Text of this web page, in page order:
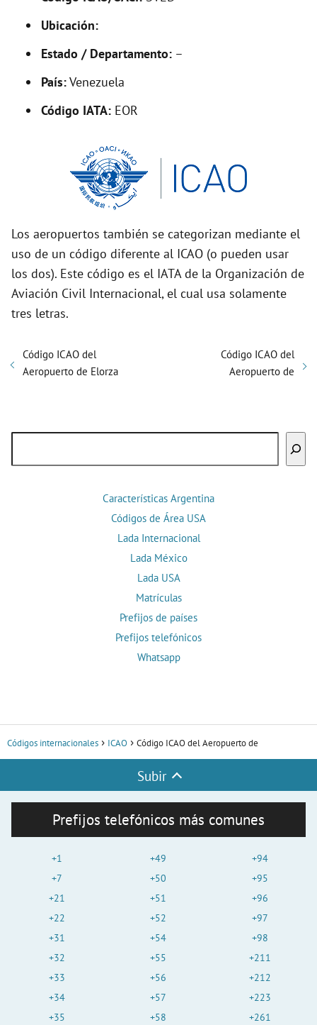
o
Ubicación:
Estado / Departamento: –
País:Venezuela
Código IATA: EOR
Los aeropuertos también se categorizan mediante el
uso de un código diferente al ICAO (o pueden usar
los dos). Este código es el IATA de la Organización de
Aviación Civil Internacional, el cual usa solamente
tres letras.
Código ICAO del
Aeropuerto de Elorza
Código ICAO del
Aeropuerto de
Características Argentina
Códigos de Área USA
Lada Internacional
Lada México
Lada USA
Matrículas
Prefijos de países
Prefijos telefónicos
Whatsapp
Códigos internacionales ICAO Código ICAO del Aeropuerto de
Subir
Prefijos telefónicos más comunes
+1
+7
+21
+22
+31
+32
+33
+34
+35
+49
+50
+51
+52
+54
+55
+56
+57
+58
+94
+95
+96
+97
+98
+211
+212
+223
+261